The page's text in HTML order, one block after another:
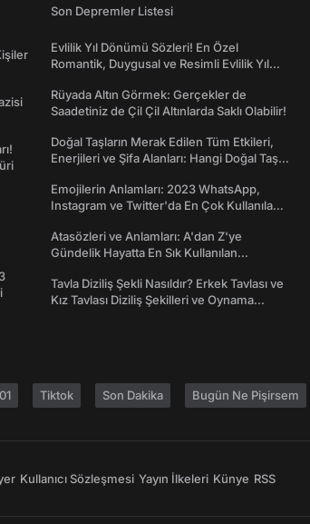
Son Depremler Listesi
Evlilik Yıl Dönümü Sözleri! En Özel
Romantik, Duygusal ve Resimli Evlilik Yıl
Rüyada Altın Görmek: Gerçekler de
Saadetiniz de Çil Çil Altınlarda Saklı Olabilir!
Doğal Taşların Merak Edilen Tüm Etkileri,
Enerjileri ve Şifa Alanları: Hangi Doğal Taş
Emojilerin Anlamları: 2023 WhatsApp,
Instagram ve Twitter'da En Çok Kullanılan
Atasözleri ve Anlamları: A'dan Z'ye
Gündelik Hayatta En Sık Kullanılan
Tavla Diziliş Şekli Nasıldır? Erkek Tavlası ve
Kız Tavlası Diziliş Şekilleri ve Oynama
Tiktok Son Dakika Bugün Ne Pişirsem
Kullanıcı Sözleşmesi Yayın İlkeleri Künye RSS